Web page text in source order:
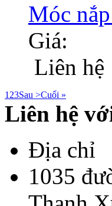
Móc
Giá:
Liên hệ
1 23Sau >Cuối »
Liên hệ
Địa chỉ
1035